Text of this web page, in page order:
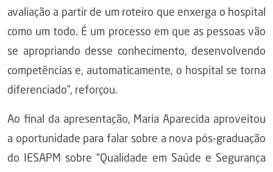
avaliação a partir de um roteiro que enxerga o hospital
como um todo. É um processo em que as pessoas vão
se apropriando desse conhecimento, desenvolvendo
competências e, automaticamente, o hospital se torna
diferenciado”, reforçou.
Ao final da apresentação, Maria Aparecida aproveitou
a oportunidade para falar sobre a nova pós-graduação
do IESAPM sobre “Qualidade em Saúde e Segurança